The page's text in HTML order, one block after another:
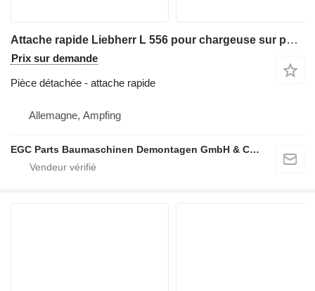
Attache rapide Liebherr L 556 pour chargeuse sur pneus Liebherr L 556
Prix sur demande
Pièce détachée - attache rapide
Allemagne, Ampfing
EGC Parts Baumaschinen Demontagen GmbH & Co. KG